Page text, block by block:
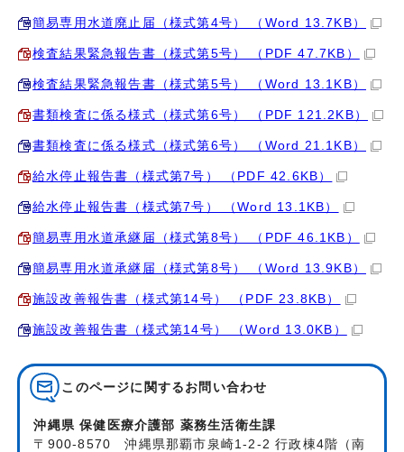
簡易専用水道廃止届（様式第4号） （Word 13.7KB）
検査結果緊急報告書（様式第5号） （PDF 47.7KB）
検査結果緊急報告書（様式第5号） （Word 13.1KB）
書類検査に係る様式（様式第6号） （PDF 121.2KB）
書類検査に係る様式（様式第6号） （Word 21.1KB）
給水停止報告書（様式第7号） （PDF 42.6KB）
給水停止報告書（様式第7号） （Word 13.1KB）
簡易専用水道承継届（様式第8号） （PDF 46.1KB）
簡易専用水道承継届（様式第8号） （Word 13.9KB）
施設改善報告書（様式第14号） （PDF 23.8KB）
施設改善報告書（様式第14号） （Word 13.0KB）
このページに関する お問い合わせ
沖縄県 保健医療介護部 薬務生活衛生課
〒900-8570 沖縄県那覇市泉崎1-2-2 行政棟4階（南